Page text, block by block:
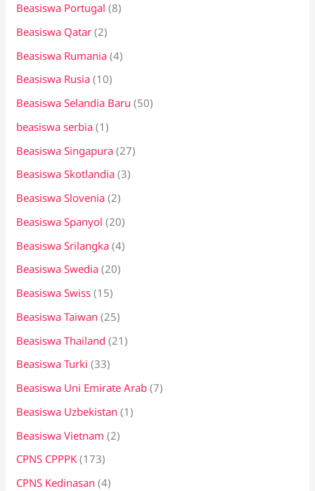
Beasiswa Portugal (8)
Beasiswa Qatar (2)
Beasiswa Rumania (4)
Beasiswa Rusia (10)
Beasiswa Selandia Baru (50)
beasiswa serbia (1)
Beasiswa Singapura (27)
Beasiswa Skotlandia (3)
Beasiswa Slovenia (2)
Beasiswa Spanyol (20)
Beasiswa Srilangka (4)
Beasiswa Swedia (20)
Beasiswa Swiss (15)
Beasiswa Taiwan (25)
Beasiswa Thailand (21)
Beasiswa Turki (33)
Beasiswa Uni Emirate Arab (7)
Beasiswa Uzbekistan (1)
Beasiswa Vietnam (2)
CPNS CPPPK (173)
CPNS Kedinasan (4)